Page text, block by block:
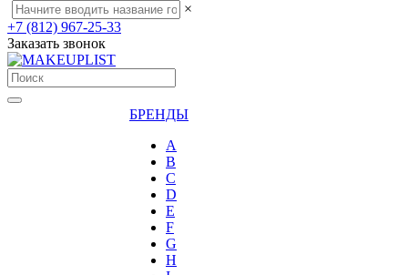
×
+7 (812) 967-25-33
Заказать звонок
БРЕНДЫ
A
B
C
D
E
F
G
H